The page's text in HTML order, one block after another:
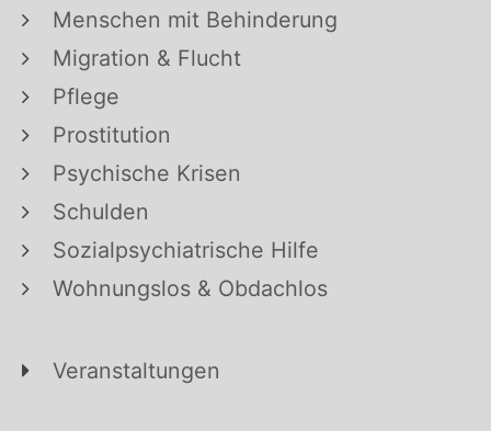
Menschen mit Behinderung
Migration & Flucht
Pflege
Prostitution
Psychische Krisen
Schulden
Sozialpsychiatrische Hilfe
Wohnungslos & Obdachlos
Veranstaltungen